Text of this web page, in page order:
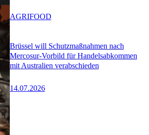
Brüssel will Schutzmaßnahmen nach
Mercosur-Vorbild für Handelsabkommen
mit Australien verabschieden
14.07.2026
AGRIFOOD